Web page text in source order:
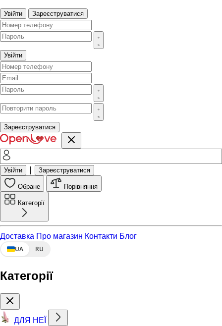
Увійти Зареєструватися
Увійти
Зареєструватися
Увійти | Зареєструватися
Обране Порівняння
Категорії
Доставка Про магазин Контакти Блог
UA RU
Категорії
ДЛЯ НЕЇ